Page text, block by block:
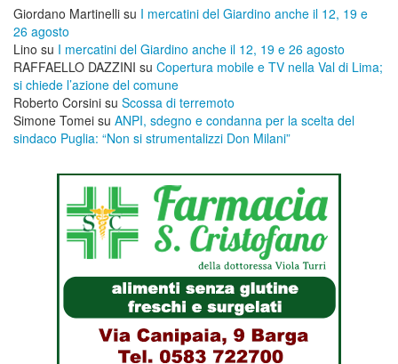
Giordano Martinelli su I mercatini del Giardino anche il 12, 19 e
26 agosto
Lino su I mercatini del Giardino anche il 12, 19 e 26 agosto
RAFFAELLO DAZZINI su ​Copertura mobile e TV nella Val di Lima;
si chiede l’azione del comune
Roberto Corsini su Scossa di terremoto
Simone Tomei su ANPI, sdegno e condanna per la scelta del
sindaco Puglia: “Non si strumentalizzi Don Milani”